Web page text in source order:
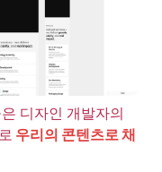
디자인 개발자의
우리의 콘텐츠로 채